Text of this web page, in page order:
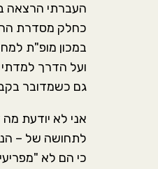
העברתי הרצאה בזום ל-
כחלק מסדרת ההרצאות "בחזרה
במכון מופ"ת
ועל הדרך
גם כשמדובר
אני לא יודעת
לתחושה של –
כי הם לא